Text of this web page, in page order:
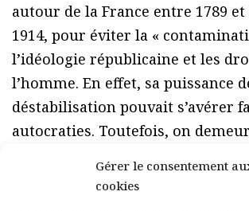
Gérer le consentement
cookies
autour de la France entre 1789 et
1914, pour éviter la «
l’idéologie républicaine et les
l’homme. En effet, sa puissance
déstabilisation pouvait s’avérer
autocraties. Toutefois, on
que ce mouvement des idées fut